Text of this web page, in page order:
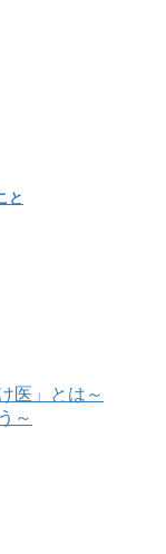
と
医」とは～
～